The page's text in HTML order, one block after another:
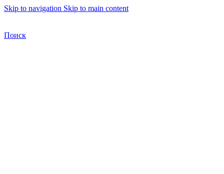
Skip to navigation Skip to main content
Поиск